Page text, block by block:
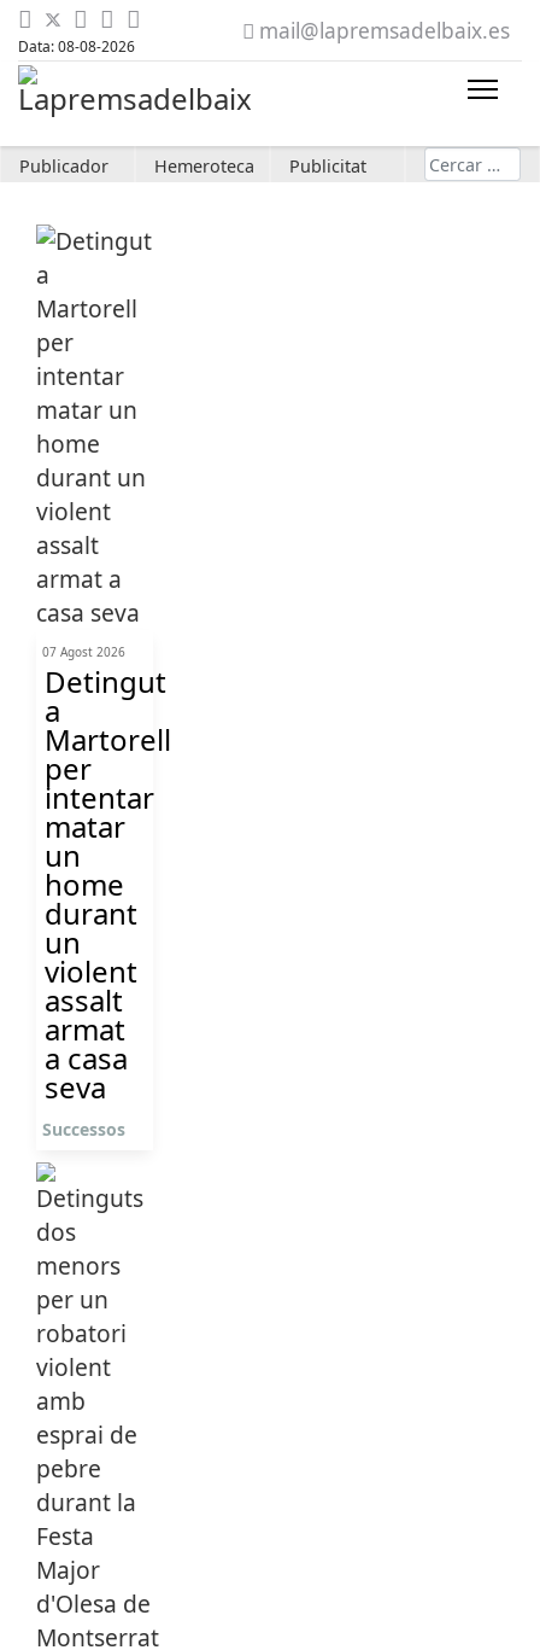
Data: 08-08-2026
mail@lapremsadelbaix.es
Publicador Hemeroteca Publicitat Cerca
07 Agost 2026
Detingut
a
Martorell
per
intentar
matar
un
home
durant
un
violent
assalt
armat
a casa
seva
Successos